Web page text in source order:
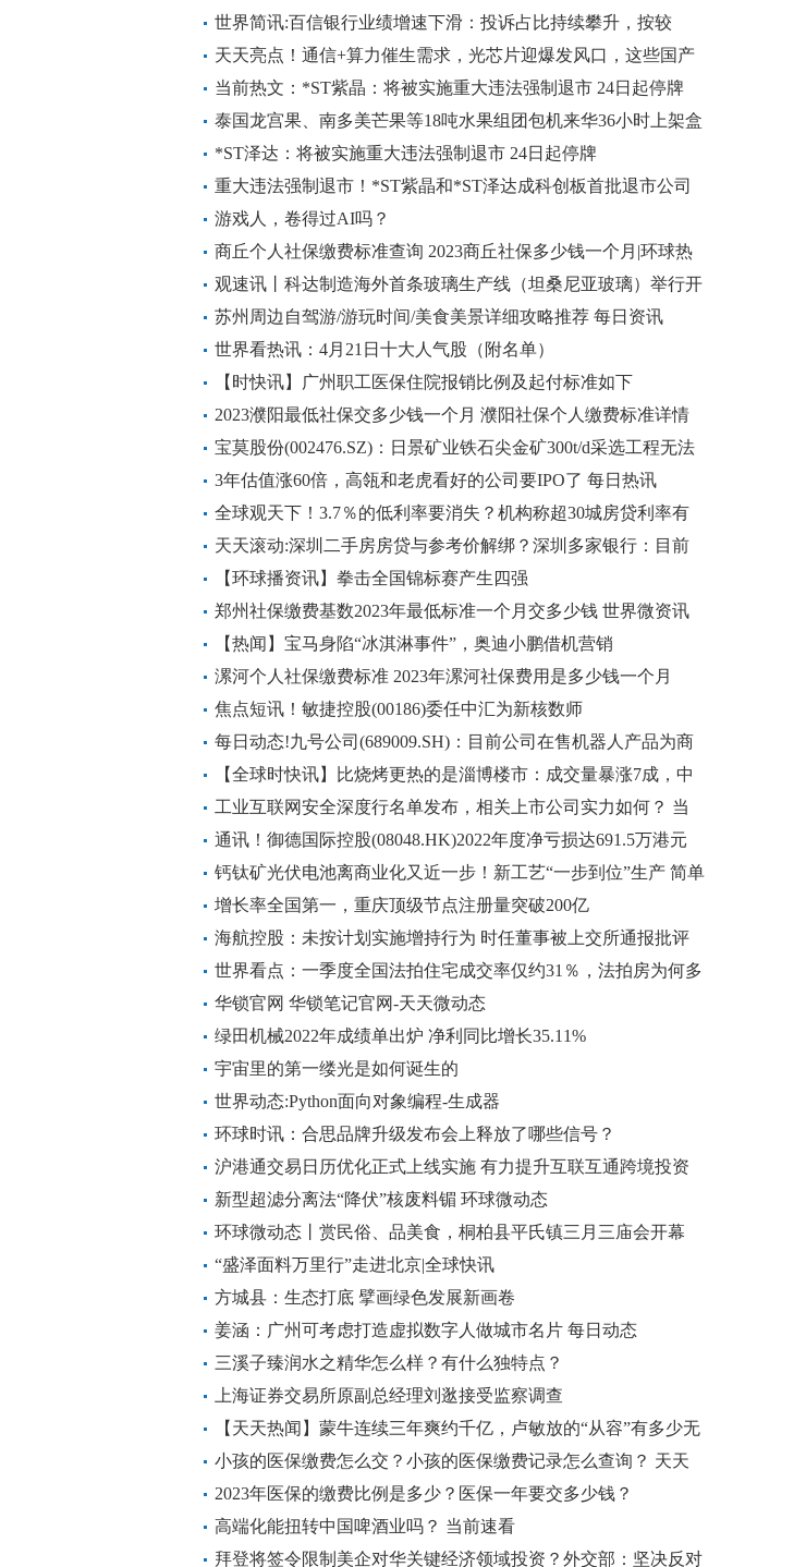
世界简讯:百信银行业绩增速下滑：投诉占比持续攀升，按较
2021年增长83%
天天亮点！通信+算力催生需求，光芯片迎爆发风口，这些国产
厂商要崛起了？
当前热文：*ST紫晶：将被实施重大违法强制退市 24日起停牌
泰国龙宫果、南多美芒果等18吨水果组团包机来华36小时上架盒
马 世界头条
*ST泽达：将被实施重大违法强制退市 24日起停牌
重大违法强制退市！*ST紫晶和*ST泽达成科创板首批退市公司
重点聚焦
游戏人，卷得过AI吗？
商丘个人社保缴费标准查询 2023商丘社保多少钱一个月|环球热
推荐
观速讯丨科达制造海外首条玻璃生产线（坦桑尼亚玻璃）举行开
工仪式
苏州周边自驾游/游玩时间/美食美景详细攻略推荐 每日资讯
世界看热讯：4月21日十大人气股（附名单）
【时快讯】广州职工医保住院报销比例及起付标准如下
2023濮阳最低社保交多少钱一个月 濮阳社保个人缴费标准详情
世界速讯
宝莫股份(002476.SZ)：日景矿业铁石尖金矿300t/d采选工程无法
在约定期前建成并试生产
3年估值涨60倍，高瓴和老虎看好的公司要IPO了 每日热讯
全球观天下！3.7％的低利率要消失？机构称超30城房贷利率有
可能上调
天天滚动:深圳二手房房贷与参考价解绑？深圳多家银行：目前
根据评估价放贷
【环球播资讯】拳击全国锦标赛产生四强
郑州社保缴费基数2023年最低标准一个月交多少钱 世界微资讯
【热闻】宝马身陷“冰淇淋事件”，奥迪小鹏借机营销
漯河个人社保缴费标准 2023年漯河社保费用是多少钱一个月
焦点短讯！敏捷控股(00186)委任中汇为新核数师
每日动态!九号公司(689009.SH)：目前公司在售机器人产品为商
用配送机器人和割草机器人
【全球时快讯】比烧烤更热的是淄博楼市：成交量暴涨7成，中
介称咨询量增5倍
工业互联网安全深度行名单发布，相关上市公司实力如何？ 当
前速读
通讯！御德国际控股(08048.HK)2022年度净亏损达691.5万港元
钙钛矿光伏电池离商业化又近一步！新工艺“一步到位”生产 简单
高效
增长率全国第一，重庆顶级节点注册量突破200亿
海航控股：未按计划实施增持行为 时任董事被上交所通报批评
速看
世界看点：一季度全国法拍住宅成交率仅约31％，法拍房为何多
流拍？
华锁官网 华锁笔记官网-天天微动态
绿田机械2022年成绩单出炉 净利同比增长35.11%
宇宙里的第一缕光是如何诞生的
世界动态:Python面向对象编程-生成器
环球时讯：合思品牌升级发布会上释放了哪些信号？
沪港通交易日历优化正式上线实施 有力提升互联互通跨境投资
效率
新型超滤分离法“降伏”核废料镅 环球微动态
环球微动态丨赏民俗、品美食，桐柏县平氏镇三月三庙会开幕
“盛泽面料万里行”走进北京|全球快讯
方城县：生态打底 擘画绿色发展新画卷
姜涵：广州可考虑打造虚拟数字人做城市名片 每日动态
三溪子臻润水之精华怎么样？有什么独特点？
​上海证券交易所原副总经理刘逖接受监察调查
【天天热闻】蒙牛连续三年爽约千亿，卢敏放的“从容”有多少无
奈？
小孩的医保缴费怎么交？小孩的医保缴费记录怎么查询？ 天天
观热点
2023年医保的缴费比例是多少？医保一年要交多少钱？
高端化能扭转中国啤酒业吗？ 当前速看
拜登将签令限制美企对华关键经济领域投资？外交部：坚决反对